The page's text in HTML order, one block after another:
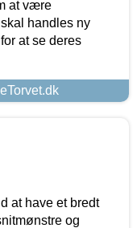
at være
handles ny
at se deres
at have et bredt
og